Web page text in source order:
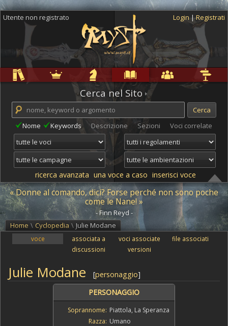
Utente non registrato Login |Registrati
Cerca nel Sito
Nome Keywords Descrizione Sezioni Voci correlate
ricerca avanzata una voce a caso inserisci voce
« Donne al comando, dici? Forse perché non sono poche
come le Nane! »
- Finn Reyd -
Home \ Cyclopedia \ Julie Modane
voce associata a voci associate
file associati
discussioni
versioni
Julie Modane [personaggio]
PERSONAGGIO
Soprannome: Piattola, La Speranza
Razza: Umano